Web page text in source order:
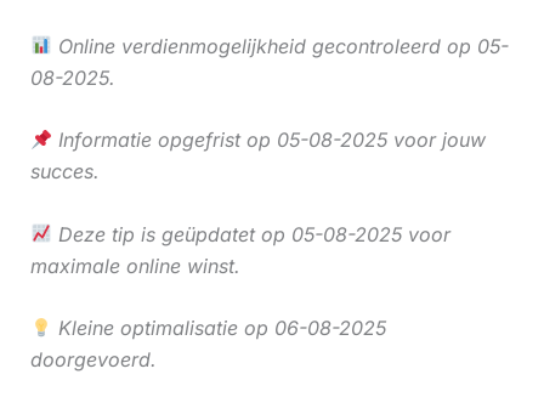
Online verdienmogelijkheid gecontroleerd op 05-
08-2025.
Informatie opgefrist op 05-08-2025 voor jouw
succes.
Deze tip is geüpdatet op 05-08-2025 voor
maximale online winst.
Kleine optimalisatie op 06-08-2025
doorgevoerd.